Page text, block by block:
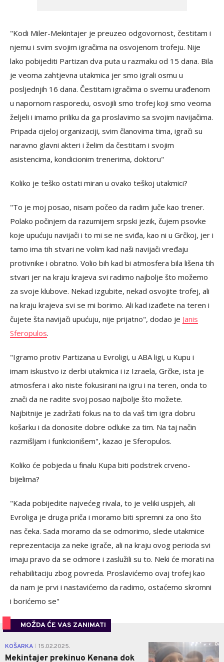
"Kodi Miler-Mekintajer je preuzeo odgovornost, čestitam i
njemu i svim svojim igračima na osvojenom trofeju. Nije
lako pobijediti Partizan dva puta u razmaku od 15 dana. Bila
je veoma zahtjevna utakmica jer smo igrali osmu u
posljednjih 16 dana. Čestitam igračima o svemu urađenom
u napornom rasporedu, osvojili smo trofej koji smo veoma
željeli i imamo priliku da ga proslavimo sa svojim navijačima.
Pripada cijeloj organizaciji, svim članovima tima, igrači su
naravno glavni akteri i želim da čestitam i svojim
asistencima, kondicionim trenerima, doktoru"
Koliko je teško ostati miran u ovako teškoj utakmici?
"To je moj posao, nisam počeo da radim juče kao trener.
Polako počinjem da razumijem srpski jezik, čujem psovke
koje upućuju navijači i to mi se ne sviđa, kao ni u Grčkoj, jer i
tamo ima tih stvari ne volim kad naši navijači vređaju
protivnike i obratno. Volio bih kad bi atmosfera bila lišena tih
stvari jer na kraju krajeva svi radimo najbolje što možemo
za svoje klubove. Nekad izgubite, nekad osvojite trofej, ali
na kraju krajeva svi se mi borimo. Ali kad izađete na teren i
čujete šta navijači upućuju, nije prijatno", dodao je Janis
Sferopulos.
"Igramo protiv Partizana u Evroligi, u ABA ligi, u Kupu i
imam iskustvo iz derbi utakmica i iz Izraela, Grčke, ista je
atmosfera i ako niste fokusirani na igru i na teren, onda to
znači da ne radite svoj posao najbolje što možete.
Najbitnije je zadržati fokus na to da vaš tim igra dobru
košarku i da donosite dobre odluke za tim. Na taj način
razmišljam i funkcionišem", kazao je Sferopulos.
Koliko će pobjeda u finalu Kupa biti podstrek crveno-
bijelima?
"Kada pobijedite najvećeg rivala, to je veliki uspjeh, ali
Evroliga je druga priča i moramo biti spremni za ono što
nas čeka. Sada moramo da se odmorimo, slede utakmice
reprezentacija za neke igrače, ali na kraju ovog perioda svi
imaju pravo da se odmore i zaslužili su to. Neki će morati na
rehabilitaciju zbog povreda. Proslavićemo ovaj trofej kao
da nam je prvi i nastavićemo da radimo, ostaćemo skromni
i borićemo se"
MOŽDA ĆE VAS ZANIMATI
KOŠARKA 15.02.2025.
Mekintajer prekinuo Kenana dok
0